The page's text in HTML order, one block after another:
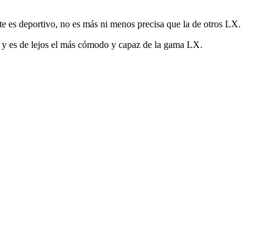
es deportivo, no es más ni menos precisa que la de otros LX.
es de lejos el más cómodo y capaz de la gama LX.